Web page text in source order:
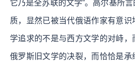
它乃是全苏联的文学”。高尔基所
质，显然已被当代俄语作家有意
学追求的不是与西方文学的对峙
俄罗斯旧文学的决裂，而恰恰是